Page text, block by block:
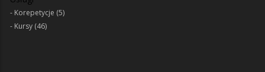
Korepetycje (5)
Kursy (46)